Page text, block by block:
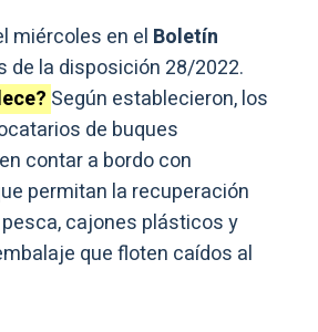
miércoles en el Boletín
de la disposición 28/2022.
Según establecieron, los
de buques
contar a bordo con
permitan la recuperación
cajones plásticos y
que floten caídos al